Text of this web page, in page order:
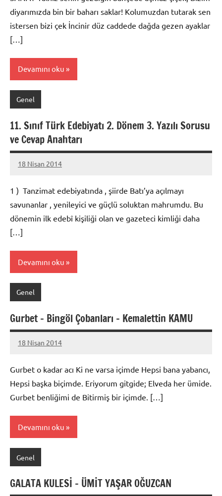
diyarımızda bin bir baharı saklar! Kolumuzdan tutarak sen
istersen bizi çek İncinir düz caddede dağda gezen ayaklar
[…]
Devamını oku
Genel
11. Sınıf Türk Edebiyatı 2. Dönem 3. Yazılı Sorusu
ve Cevap Anahtarı
18 Nisan 2014
admin
1 ) Tanzimat edebiyatında , şiirde Batı’ya açılmayı
savunanlar , yenileyici ve güçlü soluktan mahrumdu. Bu
dönemin ilk edebî kişiliği olan ve gazeteci kimliği daha
[…]
Devamını oku
Genel
Gurbet – Bingöl Çobanları – Kemalettin KAMU
18 Nisan 2014
admin
Gurbet o kadar acı Ki ne varsa içimde Hepsi bana yabancı,
Hepsi başka biçimde. Eriyorum gitgide; Elveda her ümide.
Gurbet benliğimi de Bitirmiş bir içimde. […]
Devamını oku
Genel
GALATA KULESİ – ÜMİT YAŞAR OĞUZCAN